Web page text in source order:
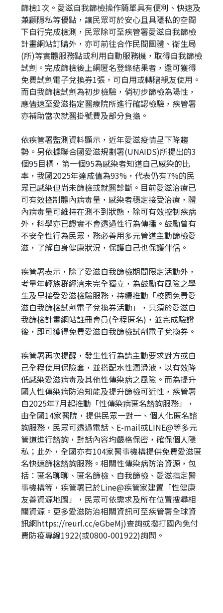
篩檢1次。愛滋自我篩檢操作簡單具有便利、快速及
兼顧隱私等優點，讓民眾可於安心且具隱私的空間
下自行完成檢測，民眾除可至疾管署愛滋自我篩檢
計畫網站訂購外，亦可前往合作民間團體、衛生局
(所)等實體服務點或利用自動服務機，取得自我篩檢
試劑。完成篩檢後上網匿名登錄結果者，還可獲得
免費試劑電子兌換券1張，可自用或轉贈親友使用。
而自我篩檢試劑為初步檢驗，倘初步篩檢為陽性，
應儘速至愛滋指定醫療院所進行確認檢驗，疾管署
亦補助當次就醫掛號費及部分負擔。
依疾管署監測資料顯示，近年愛滋疫情呈下降趨
勢。另依據聯合國愛滋規劃署(UNAIDS)所提出的3
個95目標，第一個95為感染者知道自己感染的比
率，我國2025年達成值為93%，代表仍有7%的民
眾已感染但尚未篩檢或就醫診斷。目前愛滋治療已
可有效控制體內病毒量，感染者穩定接受治療，體
內病毒量可維持在測不到狀態，除可有效控制疾病
外，科學亦已證實不會透過性行為傳播。鼓勵曾有
不安全性行為民眾，務必善用多元管道主動篩檢愛
滋，了解自身健康狀況，保護自己也保護伴侶。
疾管署表示，除了愛滋自我篩檢期間限定活動外，
考量年輕族群經濟未完全獨立，為鼓勵有風險之學
生及早接受愛滋檢驗服務，持續推動「校園免費愛
滋自我篩檢試劑電子兌換券活動」，只須於愛滋自
我篩檢計畫網站註冊會員(全程匿名)，並完成驗證
後，即可獲得免費愛滋自我篩檢試劑電子兌換券。
疾管署再次提醒，發生性行為請主動要求對方或自
己全程使用保險套，並搭配水性潤滑液，以有效降
低感染愛滋病毒及其他性傳染病之風險。而為提升
國人性傳染病防治知能及提升篩檢可近性，疾管署
自2025年7月起推動「性傳染病匿名諮詢服務」，
由全國14家醫院，提供民眾一對一、個人化匿名諮
詢服務，民眾可透過電話、E-mail或LINE@等多元
管道進行諮詢，對話內容均嚴格保密，確保個人隱
私；此外，全國亦有104家醫事機構提供免費愛滋匿
名快速篩檢諮詢服務。相關性傳染病防治資源，包
括：匿名聊聊、匿名篩檢、自我篩檢、愛滋指定醫
事機構等，疾管署已於Line@疾管家建置「性健康
友善資源地圖」，民眾可依需求及所在位置搜尋相
關資源。更多愛滋防治相關資訊可至疾管署全球資
訊網https://reurl.cc/eGbeMj)查詢或撥打國內免付
費防疫專線1922(或0800-001922)詢問。